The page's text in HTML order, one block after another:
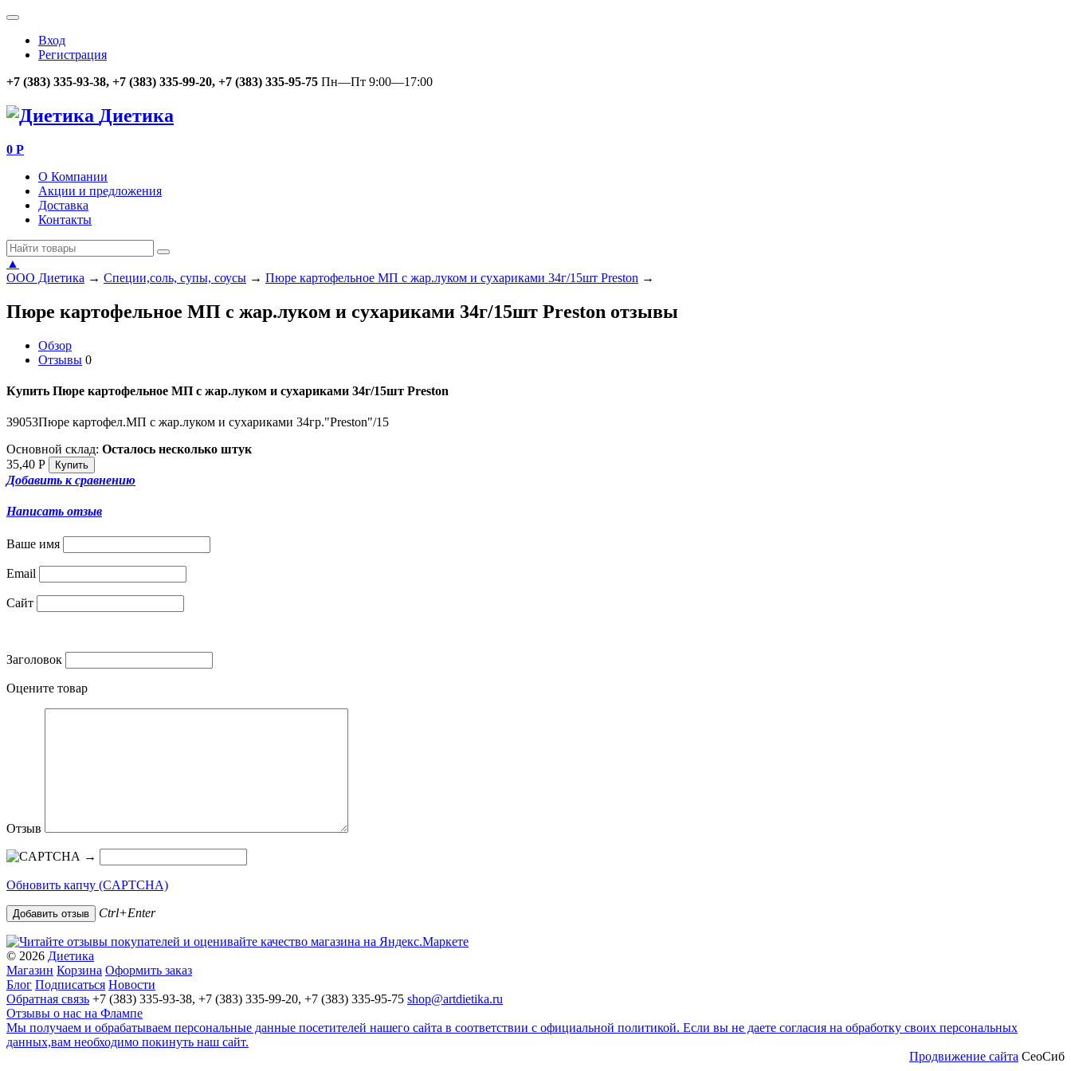
Вход
Регистрация
+7 (383) 335-93-38, +7 (383) 335-99-20, +7 (383) 335-95-75 Пн—Пт 9:00—17:00
Диетика
0 Р
О Компании
Акции и предложения
Доставка
Контакты
▲
ООО Диетика → Специи,соль, супы, соусы → Пюре картофельное МП с жар.луком и сухариками 34г/15шт Preston →
Пюре картофельное МП с жар.луком и сухариками 34г/15шт Preston отзывы
Обзор
Отзывы 0
Купить Пюре картофельное МП с жар.луком и сухариками 34г/15шт Preston
39053Пюре картофел.МП с жар.луком и сухариками 34гр."Preston"/15
Основной склад: Осталось несколько штук
35,40 Р
Добавить к сравнению
Написать отзыв
Ваше имя
Email
Сайт
Заголовок
Оцените товар
Отзыв
→
Обновить капчу (CAPTCHA)
Ctrl+Enter
© 2026 Диетика
Магазин Корзина Оформить заказ
Блог Подписаться Новости
Обратная связь +7 (383) 335-93-38, +7 (383) 335-99-20, +7 (383) 335-95-75 shop@artdietika.ru
Отзывы о нас на Флампе
Мы получаем и обрабатываем персональные данные посетителей нашего сайта в соответствии с официальной политикой. Если вы не даете согласия на обработку своих персональных
данных,вам необходимо покинуть наш сайт.
Продвижение сайта СеоСиб